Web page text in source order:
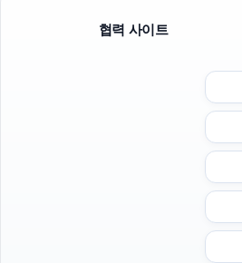
협력 사이트